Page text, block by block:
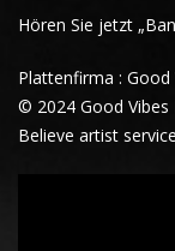
Hören Sie jetzt „
Plattenfirma : Good
© 2024 Good Vibes
Believe artist service